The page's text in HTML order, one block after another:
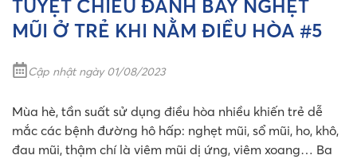
TUYỆT CHIÊU ĐÁNH BAY NGHẸT
MŨI Ở TRẺ KHI NẰM ĐIỀU HÒA #5
Cập nhật ngày 01/08/2023
Mùa hè, tần suất sử dụng điều hòa nhiều khiến trẻ dễ
mắc các bệnh đường hô hấp: nghẹt mũi, sổ mũi, ho, khô,
đau mũi, thậm chí là viêm mũi dị ứng, viêm xoang… Ba